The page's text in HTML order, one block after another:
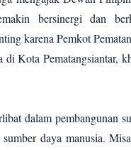
bersinergi dan
karena Pemkot
Kota Pematangsiantar,
dalam pembangunan
daya manusia.